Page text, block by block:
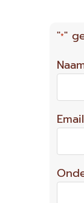
"*"
Email